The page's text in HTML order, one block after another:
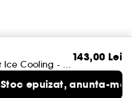
Biotherm Homme Aquapower Ice Cooling - Deodorant roll-on
143,00 Lei
Stoc epuizat, anunta-ma!